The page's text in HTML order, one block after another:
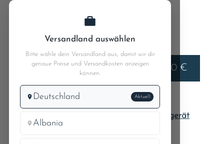
Liefern nach
Deutschland 0,00 €
Pagode W113
MB 230SL 113.042
42.4 Bremsleitungen & -schläuche - Bremsgerät
Versandland auswählen
Bitte wähle dein Versandland aus, damit wir dir
genaue Preise und Versandkosten anzeigen
können.
Deutschland Aktuell
Albania